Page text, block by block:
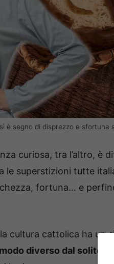
è segno di disprezzo e sfortuna
curiosa, tra l’altro, è
le superstizioni tutte
fortuna… e
cultura cattolica ha un
diverso dal solito,